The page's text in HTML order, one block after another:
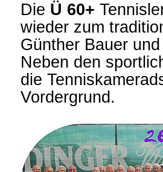
Abteilungsleitung
Beschlüsse
Mitgliedschaft
Arbeitsstunden
Sponsoring
Fast Learning
Mannschaften
Tennistreff
Spielerbörse
Ballmaschine
Die Ü 60+
wieder zum
Günther Bauer
Neben den
die
Vordergrund.